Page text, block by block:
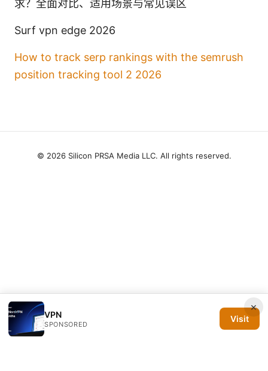
求？全面对比、适用场景与常见误区
Surf vpn edge 2026
How to track serp rankings with the semrush
position tracking tool 2 2026
×
VPN
SPONSORED
Visit
© 2026 Silicon PRSA Media LLC. All rights reserved.